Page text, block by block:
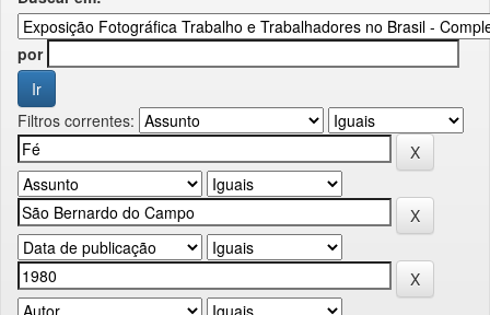
por
Filtros correntes: